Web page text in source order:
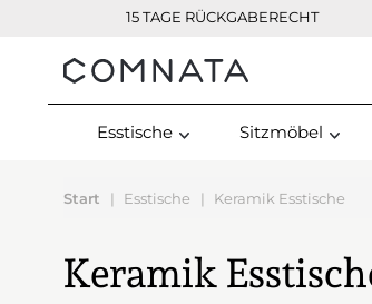
15 TAGE RÜCKGABERECHT
Kontakt
Esstische Sitzmöbel
Start Esstische Keramik Esstische
Keramik